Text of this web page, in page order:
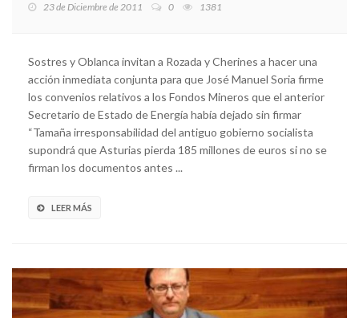
23 de Diciembre de 2011 0 1381
Sostres y Oblanca invitan a Rozada y Cherines a hacer una
acción inmediata conjunta para que José Manuel Soria firme
los convenios relativos a los Fondos Mineros que el anterior
Secretario de Estado de Energía había dejado sin firmar
“Tamaña irresponsabilidad del antiguo gobierno socialista
supondrá que Asturias pierda 185 millones de euros si no se
firman los documentos antes ...
LEER MÁS